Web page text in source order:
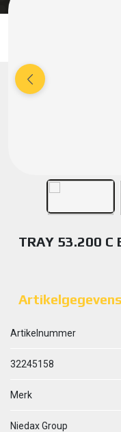
TRAY 53.200 C
Artikelgegevens
Artikelnummer
32245158
Merk
Niedax Group